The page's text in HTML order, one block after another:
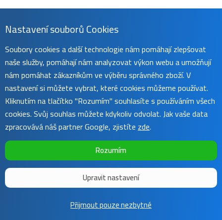
Sunnysoft2016 - 2026 | Template by
Nastavení souborů Cookies
Soubory cookies a další technologie nám pomáhají zlepšovat
naše služby, pomáhají nám analyzovat výkon webu a umožňují
nám pomáhat zákazníkům ve výběru správného zboží. V
nastavení si můžete vybrat, které cookies můžeme používat.
Kliknutím na tlačítko "Rozumím" souhlasíte s používáním všech
cookies. Svůj souhlas můžete kdykoliv odvolat. Jak vaše data
zpracovává náš partner Google, zjistítezde.
Rozumím
Upravit nastavení
Přijmout pouze nezbytné